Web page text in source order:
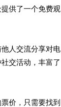
供了一个免费观
人交流分享对电
交活动，丰富了
价，只需要找到